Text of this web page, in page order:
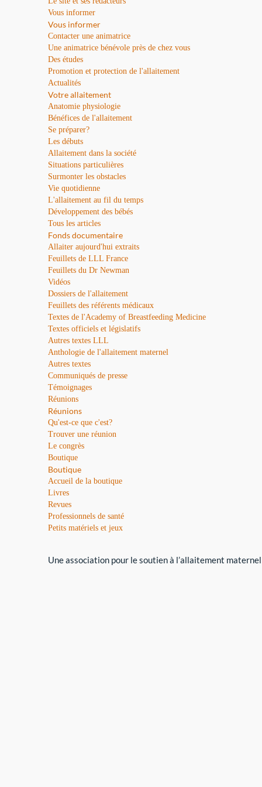
Vous informer
Vous informer
Contacter une animatrice
Une animatrice bénévole près de chez vous
Des études
Promotion et protection de l'allaitement
Actualités
Votre allaitement
Anatomie physiologie
Bénéfices de l'allaitement
Se préparer?
Les débuts
Allaitement dans la société
Situations particulières
Surmonter les obstacles
Vie quotidienne
L'allaitement au fil du temps
Développement des bébés
Tous les articles
Fonds documentaire
Allaiter aujourd'hui extraits
Feuillets de LLL France
Feuillets du Dr Newman
Vidéos
Dossiers de l'allaitement
Feuillets des référents médicaux
Textes de l'Academy of Breastfeeding Medicine
Textes officiels et législatifs
Autres textes LLL
Anthologie de l'allaitement maternel
Autres textes
Communiqués de presse
Témoignages
Réunions
Réunions
Qu'est-ce que c'est?
Trouver une réunion
Le congrès
Boutique
Boutique
Accueil de la boutique
Livres
Revues
Professionnels de santé
Petits matériels et jeux
Une association pour le soutien à l’allaitement maternel